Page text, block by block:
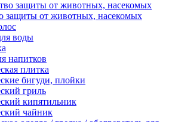
защиты от животных, насекомых
воды
напитков
плитка
бигуди, плойки
гриль
кипятильник
чайник